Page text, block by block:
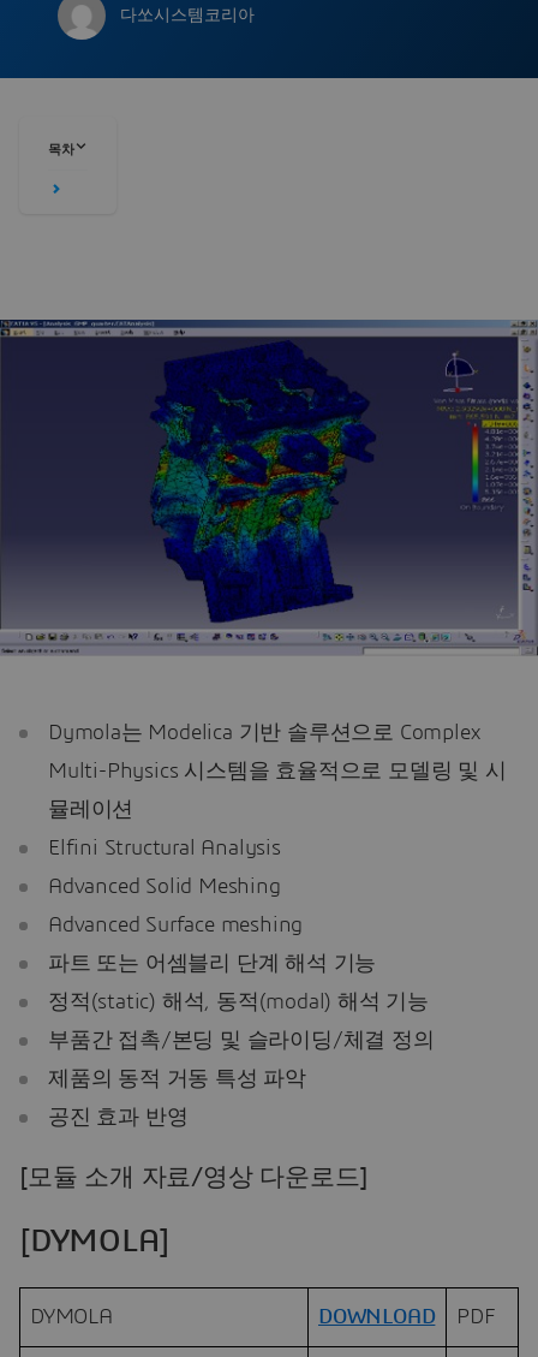
다쏘시스템코리아
목차
Dymola는 Modelica 기반 솔루션으로 Complex
Multi-Physics 시스템을 효율적으로 모델링 및 시
뮬레이션
Elfini Structural Analysis
Advanced Solid Meshing
Advanced Surface meshing
파트 또는 어셈블리 단계 해석 기능
정적(static) 해석, 동적(modal) 해석 기능
부품간 접촉/본딩 및 슬라이딩/체결 정의
제품의 동적 거동 특성 파악
공진 효과 반영
[모듈 소개 자료/영상 다운로드]
[DYMOLA]
DYMOLA DOWNLOAD PDF